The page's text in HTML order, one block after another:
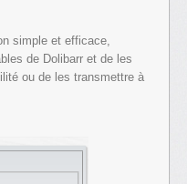
simple et efficace,
de Dolibarr et de les
ou de les transmettre à